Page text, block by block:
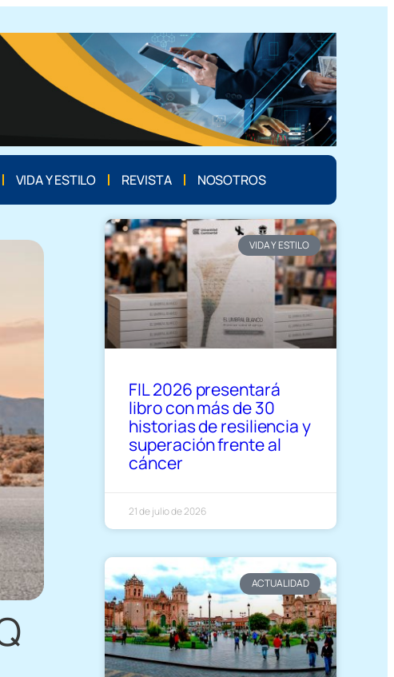
VIDA Y ESTILO REVISTA NOSOTROS
VIDA Y ESTILO
FIL 2026 presentará
libro con más de 30
historias de resiliencia y
superación frente al
cáncer
21 de julio de 2026
ACTUALIDAD